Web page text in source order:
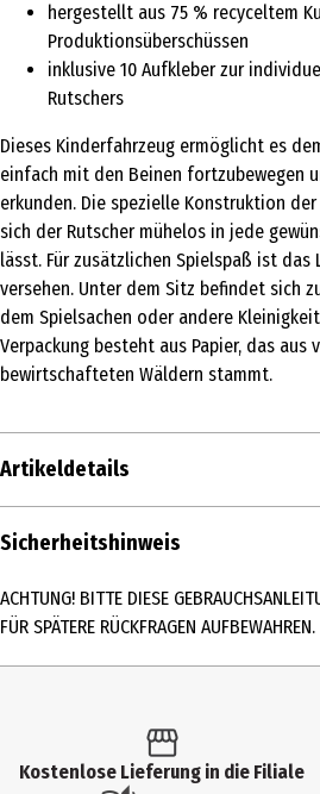
hergestellt aus 75 % recyceltem
Produktionsüberschüssen
inklusive 10 Aufkleber zur
Rutschers
Dieses Kinderfahrzeug ermöglicht es
einfach mit den Beinen fortzubewegen
erkunden. Die spezielle Konstruktion
sich der Rutscher mühelos in jede
lässt. Für zusätzlichen Spielspaß ist das
versehen. Unter dem Sitz befindet sich
dem Spielsachen oder andere
Verpackung besteht aus Papier, das
bewirtschafteten Wäldern stammt.
Artikeldetails
Inhalt
Produkttyp
Artikelnummer des Herstellers
Sicherheitshinweis
ACHTUNG! BITTE DIESE
FÜR SPÄTERE RÜCKFRAGEN AUFBEWAHREN.
Kostenlose Lieferung in die Filiale